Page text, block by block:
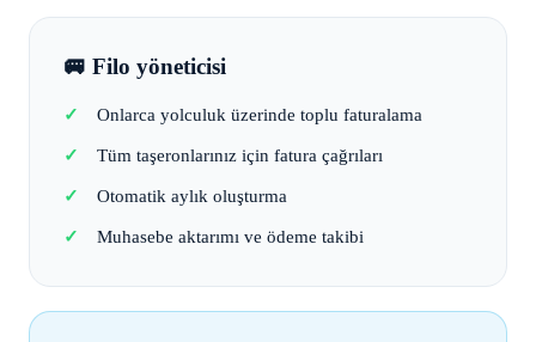
🚐 Filo yöneticisi
Onlarca yolculuk üzerinde toplu faturalama
Tüm taşeronlarınız için fatura çağrıları
Otomatik aylık oluşturma
Muhasebe aktarımı ve ödeme takibi